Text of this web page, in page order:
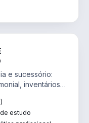
e sucessório:
inventários
estudo